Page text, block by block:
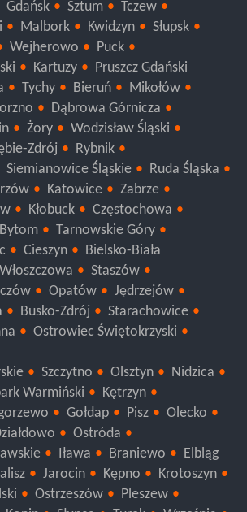
Gdańsk Sztum
Tczew
Malbork Kwidzyn
Słupsk
Wejherowo
Puck
Kartuzy
Pruszcz Gdański
Tychy Bieruń
Mikołów
Dąbrowa Górnicza
Żory
Wodzisław Śląski
Zdrój
Rybnik
Siemianowice Śląskie
Ruda Śląska
Katowice
Zabrze
Kłobuck
Częstochowa
Bytom
Tarnowskie Góry
Cieszyn
Bielsko-Biała
Włoszczowa
Staszów
Opatów
Jędrzejów
Busko-Zdrój
Starachowice
Ostrowiec Świętokrzyski
Szczytno Olsztyn
Nidzica
Warmiński
Kętrzyn
Gołdap Pisz
Olecko
Ostróda
Iława Braniewo
Elbląg
Jarocin Kępno
Krotoszyn
Ostrzeszów
Pleszew